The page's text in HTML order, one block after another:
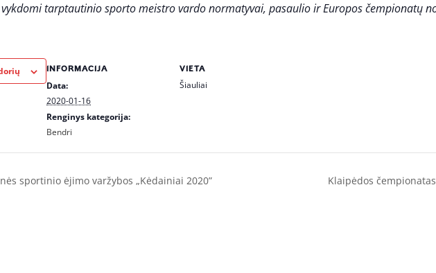
tarptautinio sporto meistro vardo normatyvai, pasaulio ir Europos čempionatų
INFORMACIJA
Data:
2020-01-16
Renginys kategorija:
Bendri
VIETA
Šiauliai
sportinio ėjimo varžybos „Kėdainiai 2020” Klaipėdos